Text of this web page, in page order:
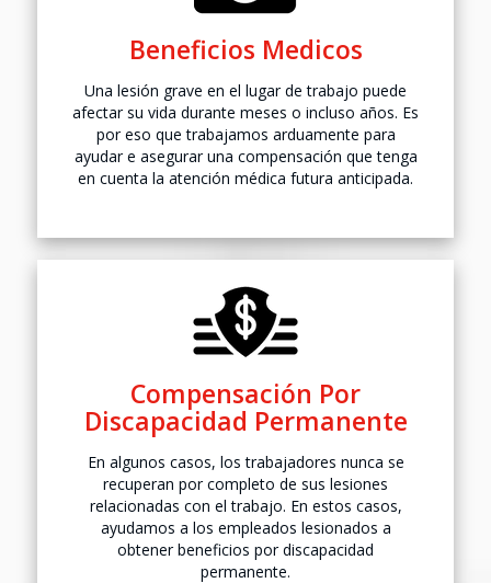
Beneficios Medicos
Una lesión grave en el lugar de trabajo puede
afectar su vida durante meses o incluso años. Es
por eso que trabajamos arduamente para
ayudar e asegurar una compensación que tenga
en cuenta la atención médica futura anticipada.
Compensación Por
Discapacidad Permanente
En algunos casos, los trabajadores nunca se
recuperan por completo de sus lesiones
relacionadas con el trabajo. En estos casos,
ayudamos a los empleados lesionados a
obtener beneficios por discapacidad
permanente.